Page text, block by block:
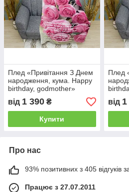
Плед «Привітання З Днем
народження, кума. Happy
birthday, godmother»
від 1 390 ₴
Купити
Плед
від 1
Про нас
93% позитивних з 405 відгуків
Працює з 27.07.2011